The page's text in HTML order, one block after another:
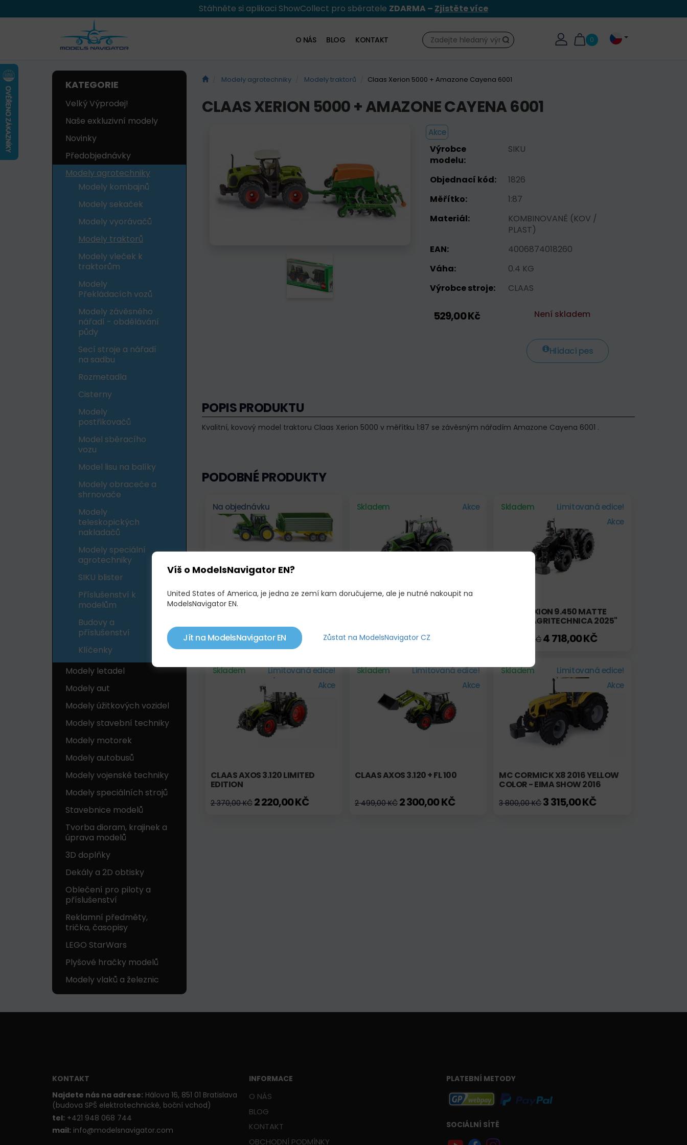
Stáhněte si aplikaci ShowCollect pro sběratele ZDARMA – Zjistěte více
0
Hledat
O NÁS BLOG KONTAKT
KATEGORIE
Velký Výprodej!
Naše exkluzivní modely
Novinky
Předobjednávky
Modely agrotechniky
Modely kombajnů
Modely sekaček
Modely vyorávačů
Modely traktorů
Modely vleček k
traktorům
Modely
Překládacích vozů
Modely závěsného
nářadí - obdělávání
půdy
Secí stroje a nářadí
na sadbu
Rozmetadla
Cisterny
Modely
postřikovačů
Model sběracího
vozu
Model lisu na balíky
Modely obraceče a
shrnovače
Modely
teleskopických
nakladačů
Modely speciální
agrotechniky
SIKU blister
Příslušenství k
modelům
Budovy a
příslušenství
Klíčenky
Modely letadel
Modely aut
Modely úžitkových vozidel
Modely stavební techniky
Modely motorek
Modely autobusů
Modely vojenské techniky
Modely speciálních strojů
Stavebnice modelů
Tvorba dioram, krajinek a
úprava modelů
3D doplňky
Dekály a 2D obtisky
Oblečení pro piloty a
příslušenství
Reklamní předměty,
trička, časopisy
LEGO StarWars
Plyšové hračky modelů
Modely vlaků a železnic
Modely agrotechniky Modely traktorů Claas Xerion 5000 + Amazone Cayena 6001
CLAAS XERION 5000 + AMAZONE CAYENA 6001
Akce
Výrobce
modelu:
SIKU
Objednací kód:
1826
Měřítko:
1:87
Materiál:
KOMBINOVANĚ (KOV /
PLAST)
EAN:
4006874018260
Váha:
0.4 KG
Výrobce stroje:
CLAAS
529,00 Kč Není skladem
Hlídací pes
POPIS PRODUKTU
Kvalitní, kovový model traktoru Claas Xerion 5000 v měřítku 1:87 se závěsným nářadím Amazone Cayena 6001 .
PODOBNÉ PRODUKTY
Na objednávku
SIKU FARMER - JOHN DEERE
507,00 KČ
Skladem Akce
2 091,00 KČ1 989,00 KČ
Skladem
Limitovaná edice!
Akce
CLAAS AXION 9.450 MATTE
BLACK "AGRITECHNICA 2025"
6 630,00 KČ4 718,00 KČ
Skladem
Limitovaná edice!
Akce
CLAAS AXOS 3.120 LIMITED
EDITION
2 370,00 KČ2 220,00 KČ
Skladem
Limitovaná edice!
Akce
CLAAS AXOS 3.120 + FL 100
2 499,00 KČ2 300,00 KČ
Skladem
Limitovaná edice!
Akce
MC CORMICK X8 2016 YELLOW
COLOR - EIMA SHOW 2016
3 800,00 KČ3 315,00 KČ
KONTAKT
Najdete nás na adrese: Hálova 16, 851 01 Bratislava
(budova SPŠ elektrotechnické, boční vchod)
tel: +421 948 068 744
mail: info@modelsnavigator.com
INFORMACE
O NÁS
BLOG
KONTAKT
OBCHODNÍ PODMÍNKY
PLATEBNÍ METODY
SOCIÁLNÍ SÍTĚ
Víš o ModelsNavigator EN?
United States of America, je jedna ze zemí kam doručujeme, ale je nutné nakoupit na
ModelsNavigator EN.
Jít na ModelsNavigator EN Zůstat na ModelsNavigator CZ